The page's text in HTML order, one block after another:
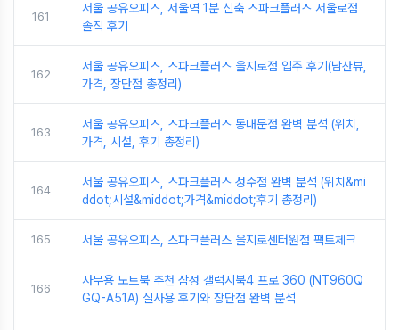
161
서울 공유오피스, 서울역 1분 신축 스파크플러스 서울로점
솔직 후기
162
서울 공유오피스, 스파크플러스 을지로점 입주 후기(남산뷰,
가격, 장단점 총정리)
163
서울 공유오피스, 스파크플러스 동대문점 완벽 분석 (위치,
가격, 시설, 후기 총정리)
164
서울 공유오피스, 스파크플러스 성수점 완벽 분석 (위치&mi
ddot;시설&middot;가격&middot;후기 총정리)
165 서울 공유오피스, 스파크플러스 을지로센터원점 팩트체크
166
사무용 노트북 추천 삼성 갤럭시북4 프로 360 (NT960Q
GQ-A51A) 실사용 후기와 장단점 완벽 분석